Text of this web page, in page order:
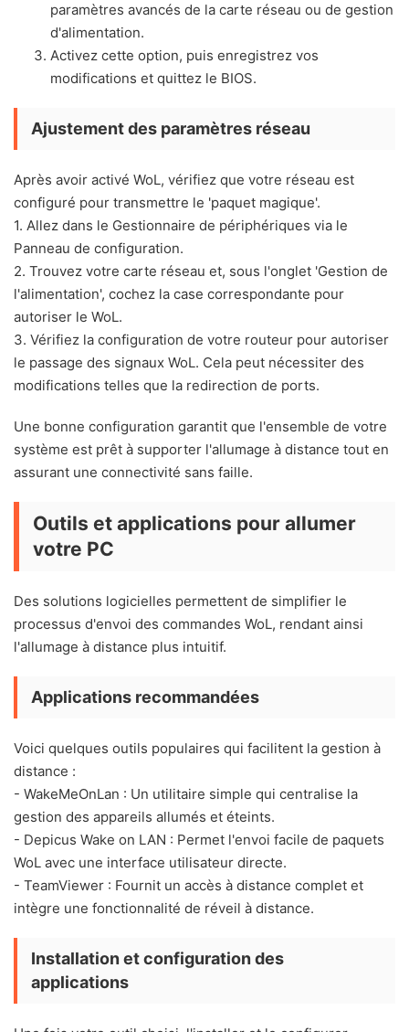
paramètres avancés de la carte réseau ou de gestion
d'alimentation.
Activez cette option, puis enregistrez vos
modifications et quittez le BIOS.
Ajustement des paramètres réseau
Après avoir activé WoL, vérifiez que votre réseau est
configuré pour transmettre le 'paquet magique'.
1. Allez dans le Gestionnaire de périphériques via le
Panneau de configuration.
2. Trouvez votre carte réseau et, sous l'onglet 'Gestion de
l'alimentation', cochez la case correspondante pour
autoriser le WoL.
3. Vérifiez la configuration de votre routeur pour autoriser
le passage des signaux WoL. Cela peut nécessiter des
modifications telles que la redirection de ports.
Une bonne configuration garantit que l'ensemble de votre
système est prêt à supporter l'allumage à distance tout en
assurant une connectivité sans faille.
Outils et applications pour allumer
votre PC
Des solutions logicielles permettent de simplifier le
processus d'envoi des commandes WoL, rendant ainsi
l'allumage à distance plus intuitif.
Applications recommandées
Voici quelques outils populaires qui facilitent la gestion à
distance :
- WakeMeOnLan : Un utilitaire simple qui centralise la
gestion des appareils allumés et éteints.
- Depicus Wake on LAN : Permet l'envoi facile de paquets
WoL avec une interface utilisateur directe.
- TeamViewer : Fournit un accès à distance complet et
intègre une fonctionnalité de réveil à distance.
Installation et configuration des
applications